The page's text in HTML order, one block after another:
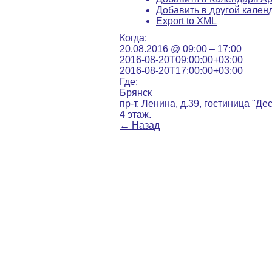
Добавить в другой
Export to XML
Когда:
20.08.2016 @ 09:00 – 17:00
2016-08-20T09:00:00+03:00
2016-08-20T17:00:00+03:00
Где:
Брянск
пр-т. Ленина, д.39, гостиница
4 этаж.
← Назад